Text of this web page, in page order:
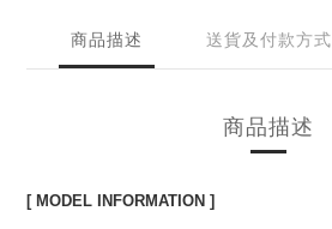
商品描述 送貨及付款方式
商品描述
[ MODEL INFORMATION ]